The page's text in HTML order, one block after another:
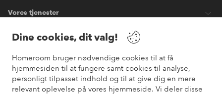
Dine cookies, dit valg!
Homeroom bruger nødvendige cookies til at få
hjemmesiden til at fungere samt cookies til analyse,
personligt tilpasset indhold og til at give dig en mere
relevant oplevelse på vores hjemmeside. Vi deler disse
Vores tjenester
Vilkår
Venner